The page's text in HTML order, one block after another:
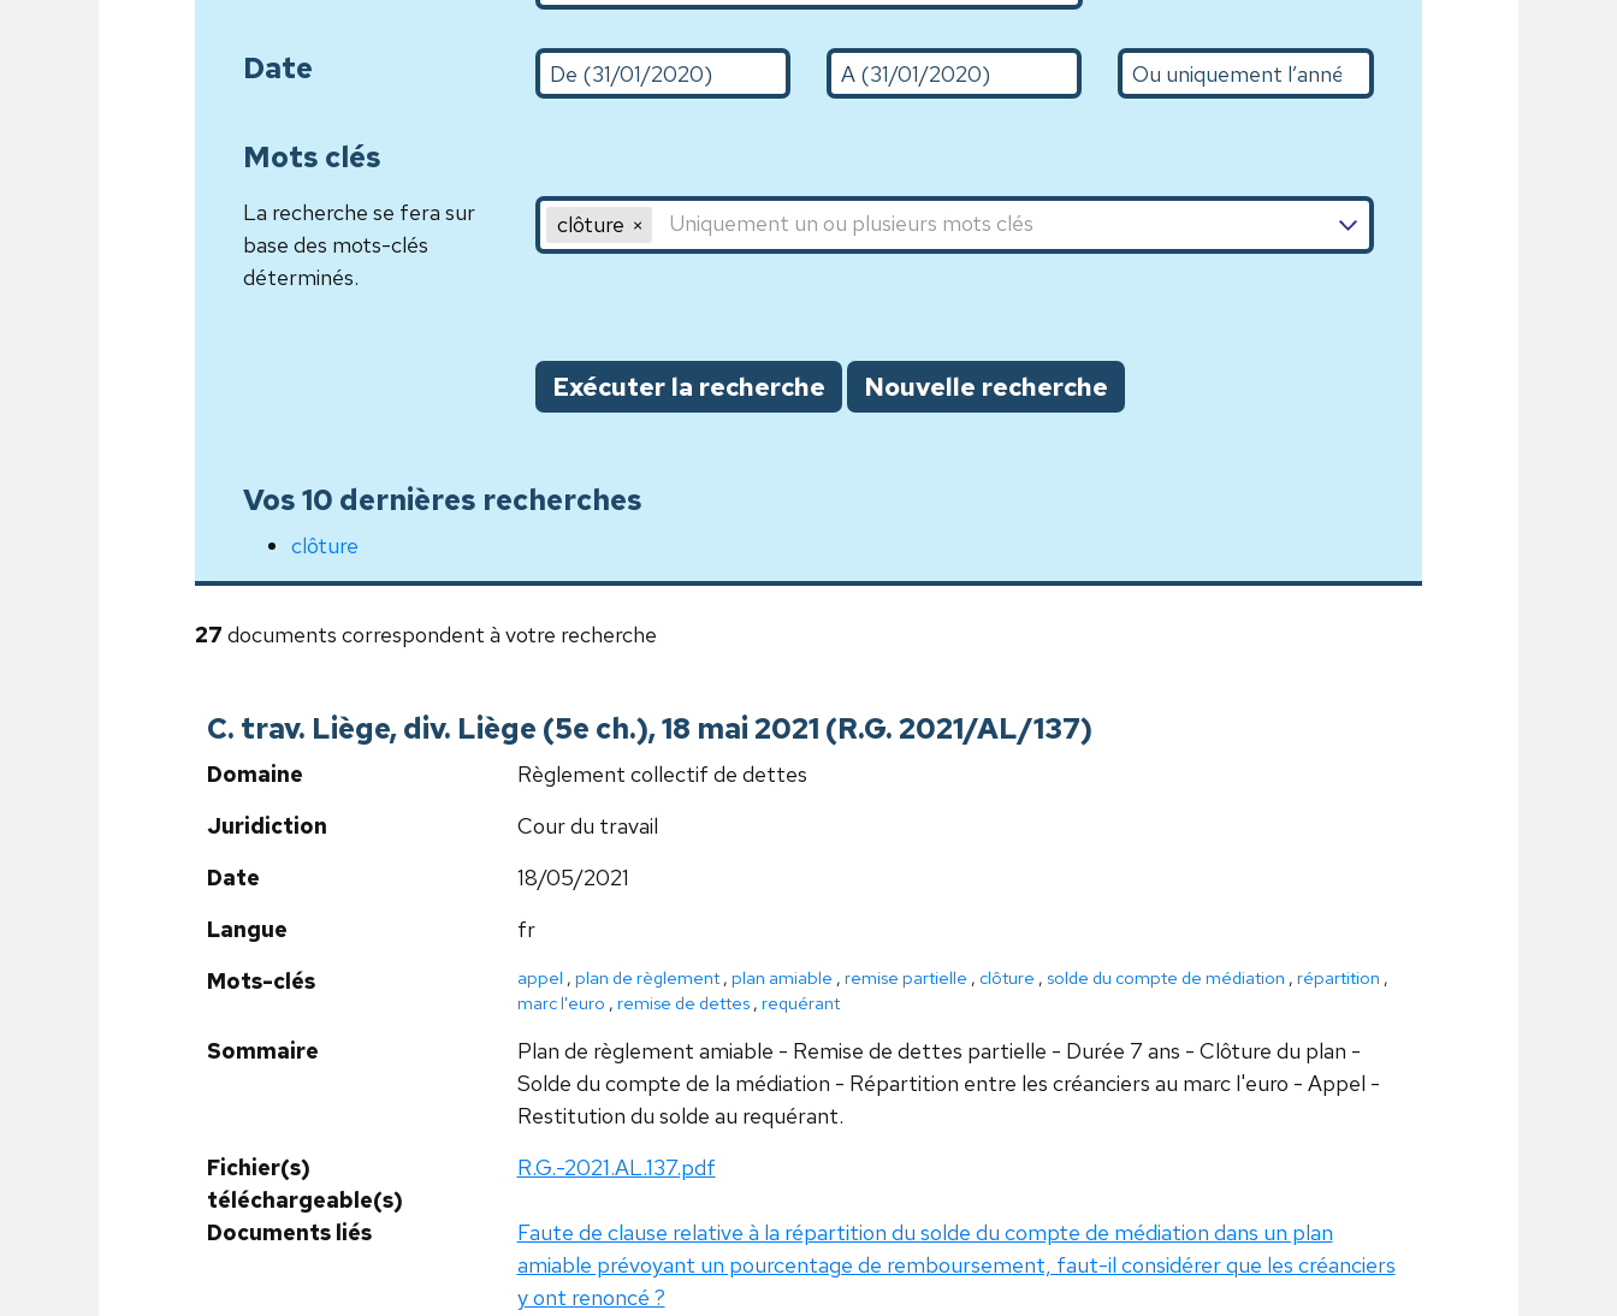
Date De (d/m/Y) A (31/01/2020) L’année
Mots clés
La recherche se fera sur
base des mots-clés
déterminés.
Mot clé 1,Mot clé 2,Mot clé 3
clôture
Exécuter la recherche Nouvelle recherche
Vos 10 dernières recherches
clôture
27 documents correspondent à votre recherche
C. trav. Liège, div. Liège (5e ch.), 18 mai 2021 (R.G. 2021/AL/137)
Domaine
Règlement collectif de dettes
Juridiction
Cour du travail
Date
18/05/2021
Langue
fr
Mots-clés
appel , plan de règlement, plan amiable , remise partielle , clôture , solde du compte de médiation , répartition ,
marc l'euro , remise de dettes, requérant
Sommaire
Plan de règlement amiable - Remise de dettes partielle - Durée 7 ans - Clôture du plan -
Solde du compte de la médiation - Répartition entre les créanciers au marc l'euro - Appel -
Restitution du solde au requérant.
Fichier(s)
téléchargeable(s)
R.G.-2021.AL.137.pdf
Documents liés
Faute de clause relative à la répartition du solde du compte de médiation dans un plan
amiable prévoyant un pourcentage de remboursement, faut-il considérer que les créanciers
y ont renoncé ?